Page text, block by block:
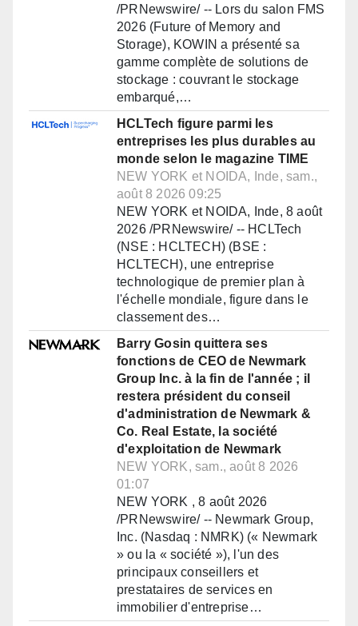
/PRNewswire/ -- Lors du salon FMS
2026 (Future of Memory and
Storage), KOWIN a présenté sa
gamme complète de solutions de
stockage : couvrant le stockage
embarqué,…
HCLTech figure parmi les
entreprises les plus durables au
monde selon le magazine TIME
NEW YORK et NOIDA, Inde, sam.,
août 8 2026 09:25
NEW YORK et NOIDA, Inde, 8 août
2026 /PRNewswire/ -- HCLTech
(NSE : HCLTECH) (BSE :
HCLTECH), une entreprise
technologique de premier plan à
l'échelle mondiale, figure dans le
classement des…
Barry Gosin quittera ses
fonctions de CEO de Newmark
Group Inc. à la fin de l'année ; il
restera président du conseil
d'administration de Newmark &
Co. Real Estate, la société
d'exploitation de Newmark
NEW YORK, sam., août 8 2026
01:07
NEW YORK , 8 août 2026
/PRNewswire/ -- Newmark Group,
Inc. (Nasdaq : NMRK) (« Newmark
» ou la « société »), l'un des
principaux conseillers et
prestataires de services en
immobilier d'entreprise…